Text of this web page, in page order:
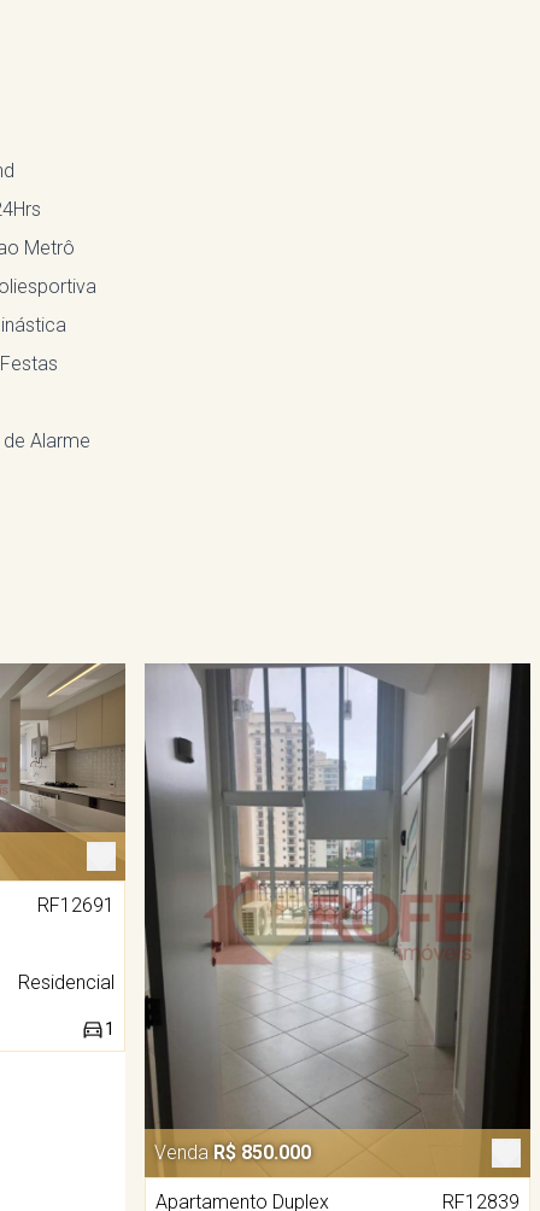
Metrô
Alarme
RF12691
Residencial
1
Venda R$ 850.000
Apartamento Duplex RF12839